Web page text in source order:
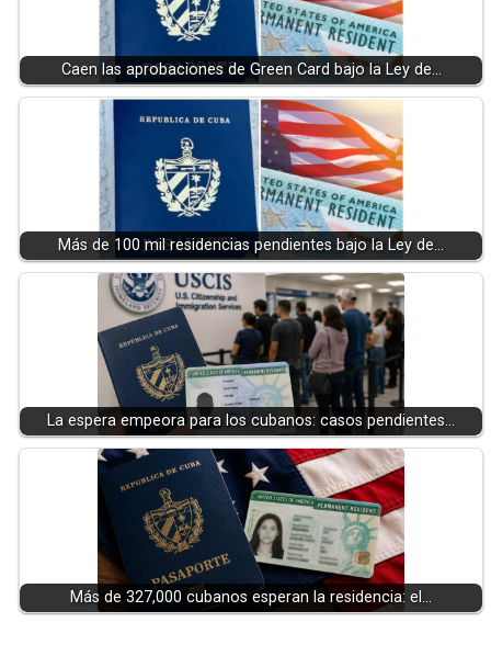
Caen las aprobaciones de Green Card bajo la Ley de…
Más de 100 mil residencias pendientes bajo la Ley de…
La espera empeora para los cubanos: casos pendientes…
Más de 327,000 cubanos esperan la residencia: el…